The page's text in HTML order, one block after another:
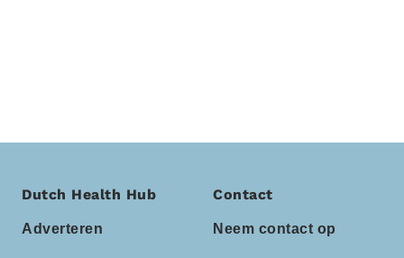
Dutch Health Hub
Adverteren
Contact
Neem contact op